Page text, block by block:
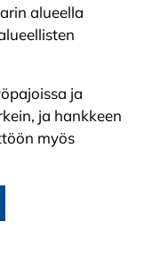
alueella
ja
ja hankkeen
myös